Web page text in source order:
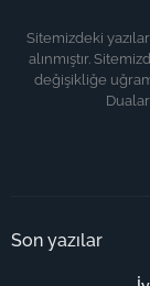
Sitemizdeki
alınmıştır.
değişikliğe
Son yazılar